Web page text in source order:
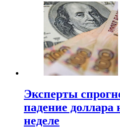
Эксперты
падение
неделе